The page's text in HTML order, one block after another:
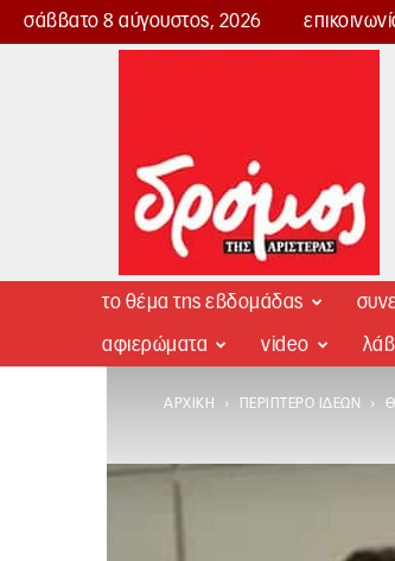
σάββατο 8 αύγουστος, 2026
Δρόμος
το θέμα της εβδομάδας
αφιερώματα video
ΑΡΧΙΚΉ ΠΕΡΊΠΤΕΡΟ ΙΔΕΏΝ